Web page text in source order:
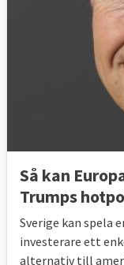
Så kan
Trumps
Sverige kan spela
investerare ett
alternativ till